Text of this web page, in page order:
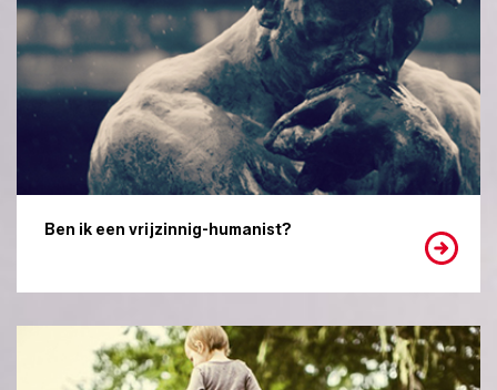
Ben ik een vrijzinnig-humanist?